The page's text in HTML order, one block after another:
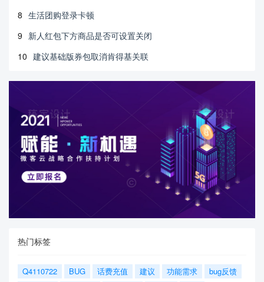
8 生活团购登录卡顿
9 新人红包下方商品是否可设置关闭
10 建议基础版券包取消肯得基关联
热门标签
Q4110722 BUG 话费充值 建议 功能需求
bug反馈